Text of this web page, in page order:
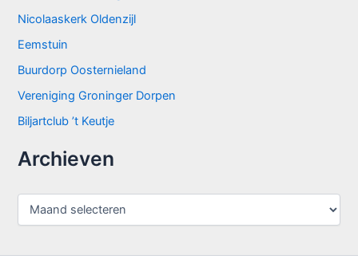
Nicolaaskerk Oldenzijl
Eemstuin
Buurdorp Oosternieland
Vereniging Groninger Dorpen
Biljartclub ’t Keutje
Archieven
A